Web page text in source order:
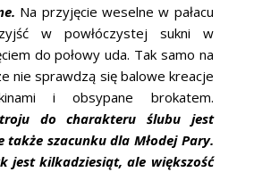
Na przyjęcie weselne w pałacu
w powłóczystej sukni w
do połowy uda. Tak samo na
nie sprawdzą się balowe kreacje
i obsypane brokatem.
do charakteru ślubu jest
także szacunku dla Młodej Pary.
jest kilkadziesiąt, ale większość